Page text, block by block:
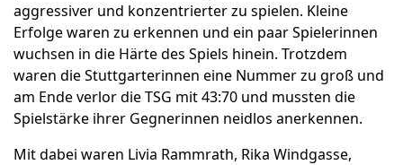
aggressiver und konzentrierter zu spielen. Kleine
Erfolge waren zu erkennen und ein paar Spielerinnen
wuchsen in die Härte des Spiels hinein. Trotzdem
waren die Stuttgarterinnen eine Nummer zu groß und
am Ende verlor die TSG mit 43:70 und mussten die
Spielstärke ihrer Gegnerinnen neidlos anerkennen.
Mit dabei waren Livia Rammrath, Rika Windgasse,